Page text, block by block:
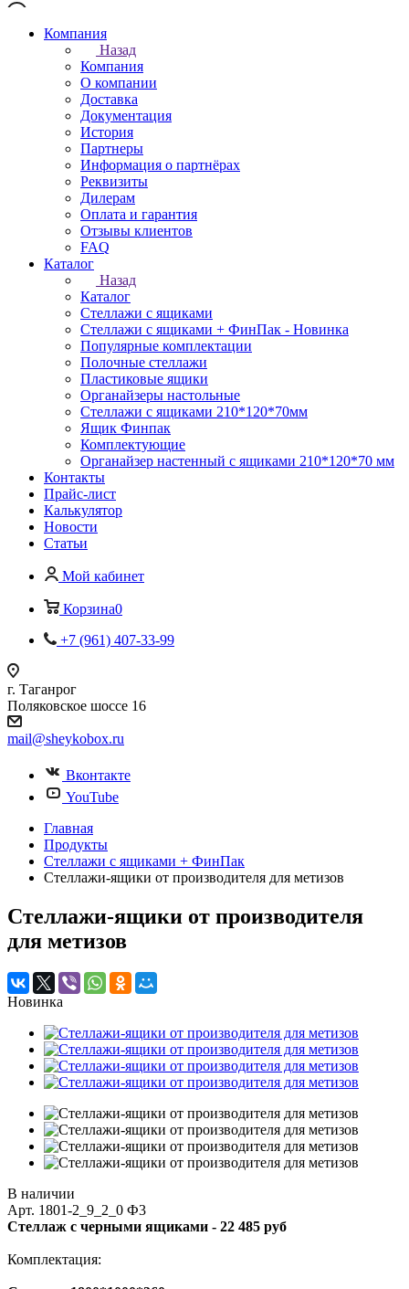
Компания
Назад
Компания
О компании
Доставка
Документация
История
Партнеры
Информация о партнёрах
Реквизиты
Дилерам
Оплата и гарантия
Отзывы клиентов
FAQ
Каталог
Назад
Каталог
Стеллажи с ящиками
Стеллажи с ящиками + ФинПак - Новинка
Популярные комплектации
Полочные стеллажи
Пластиковые ящики
Органайзеры настольные
Стеллажи с ящиками 210*120*70мм
Ящик Финпак
Комплектующие
Органайзер настенный с ящиками 210*120*70 мм
Контакты
Прайс-лист
Калькулятор
Новости
Статьи
Мой кабинет
Корзина0
+7 (961) 407-33-99
г. Таганрог
Поляковское шоссе 16
mail@sheykobox.ru
Вконтакте
YouTube
Главная
Продукты
Стеллажи с ящиками + ФинПак
Стеллажи-ящики от производителя для метизов
Стеллажи-ящики от производителя
для метизов
Новинка
В наличии
Арт. 1801-2_9_2_0 Ф3
Стеллаж с черными ящиками - 22 485 руб
Комплектация: